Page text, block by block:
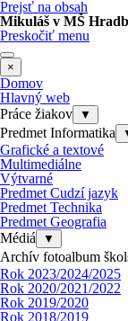
Prejsť na obsah
Mikuláš v MŠ
Preskočiť menu
×
Domov
Hlavný web
Práce žiakov
▼
Predmet Informatika
Grafické a textové
Multimediálne
Výtvarné
Predmet Cudzí jazyk
Predmet Technika
Predmet Geografia
Médiá
▼
Archív fotoalbum
Rok 2023/2024/2025
Rok 2020/2021/2022
Rok 2019/2020
Rok 2018/2019